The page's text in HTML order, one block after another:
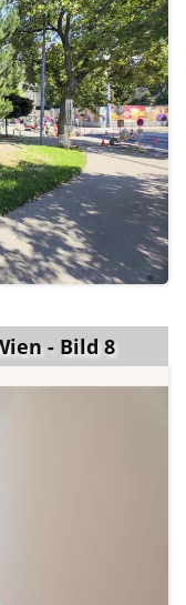
- Bild 8